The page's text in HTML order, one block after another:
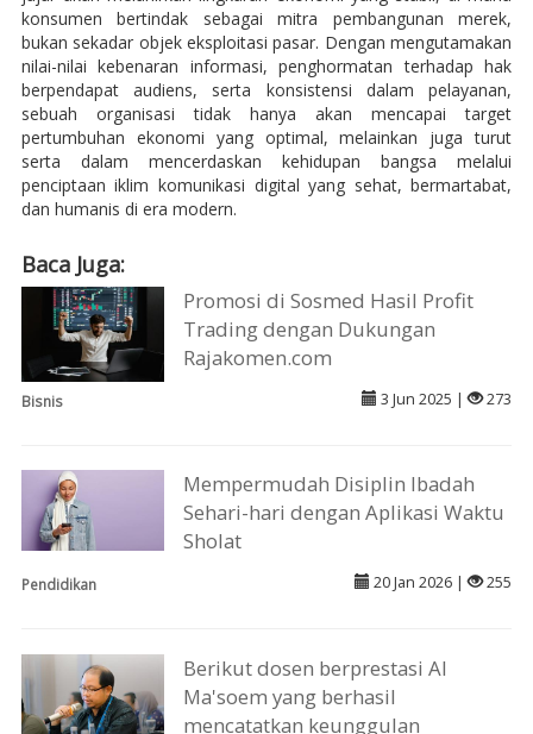
konsumen bertindak sebagai mitra pembangunan merek,
bukan sekadar objek eksploitasi pasar. Dengan mengutamakan
nilai-nilai kebenaran informasi, penghormatan terhadap hak
berpendapat audiens, serta konsistensi dalam pelayanan,
sebuah organisasi tidak hanya akan mencapai target
pertumbuhan ekonomi yang optimal, melainkan juga turut
serta dalam mencerdaskan kehidupan bangsa melalui
penciptaan iklim komunikasi digital yang sehat, bermartabat,
dan humanis di era modern.
Baca Juga:
Promosi di Sosmed Hasil Profit
Trading dengan Dukungan
Rajakomen.com
Bisnis 3 Jun 2025 | 273
Mempermudah Disiplin Ibadah
Sehari-hari dengan Aplikasi Waktu
Sholat
Pendidikan 20 Jan 2026 | 255
Berikut dosen berprestasi Al
Ma'soem yang berhasil
mencatatkan keunggulan